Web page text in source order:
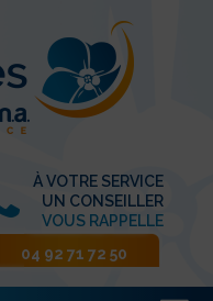
À VOTRE SERVICE
UN CONSEILLER
VOUS RAPPELLE
04 92 71 72 50